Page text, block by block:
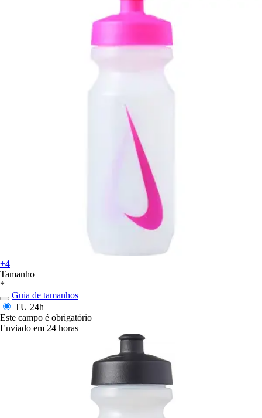
+4
Tamanho
*
Guia de tamanhos
TU 24h
Este campo é obrigatório
Enviado em 24 horas